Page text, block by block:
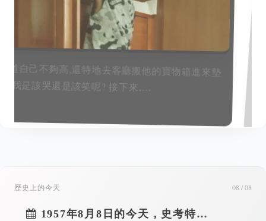
歷史上的今天 08 / 08
1957年8月8日的今天，史考特…